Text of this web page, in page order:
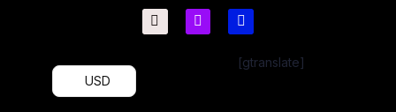
[gtranslate]
USD